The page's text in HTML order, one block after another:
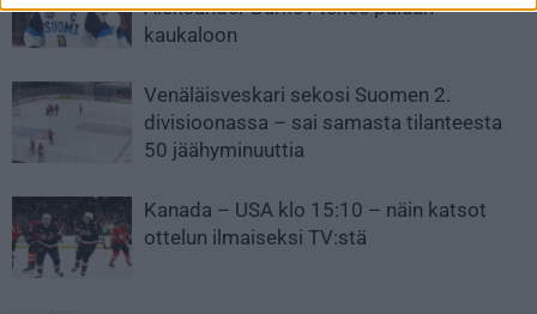
Aleksander Barkov tekee paluun
kaukaloon
Venäläisveskari sekosi Suomen 2.
divisioonassa – sai samasta tilanteesta
50 jäähyminuuttia
Kanada – USA klo 15:10 – näin katsot
ottelun ilmaiseksi TV:stä